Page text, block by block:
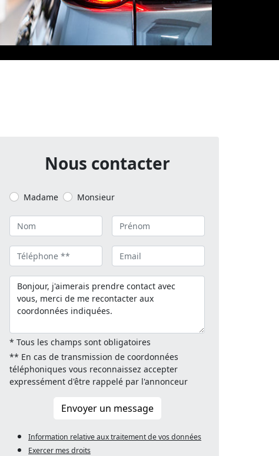
Nous contacter
Madame Monsieur
* Tous les champs sont obligatoires
** En cas de transmission de coordonnées
téléphoniques vous reconnaissez accepter
expressément d'être rappelé par l'annonceur
Envoyer un message
Information relative aux traitement de vos données
Exercer mes droits